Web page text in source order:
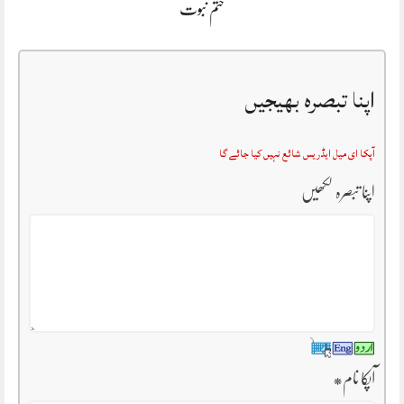
ختم نبوت
اپنا تبصرہ بھیجیں
آپکا ای میل ایڈریس شائع نہیں کیا جائے گا
اپنا تبصرہ لکھیں
آپکا نام*